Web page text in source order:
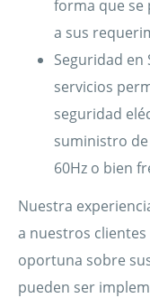
forma que se
a sus
Seguridad en
servicios
seguridad
suministro
60Hz o bien
Nuestra
a nuestros
oportuna sobre
pueden ser